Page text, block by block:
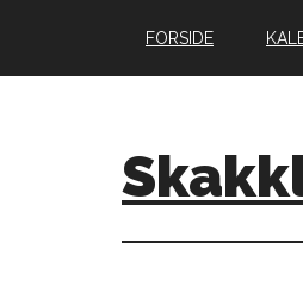
main
primary
footer
FORSIDE